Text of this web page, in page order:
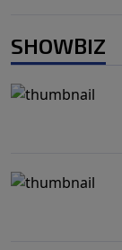
SHOWBIZ